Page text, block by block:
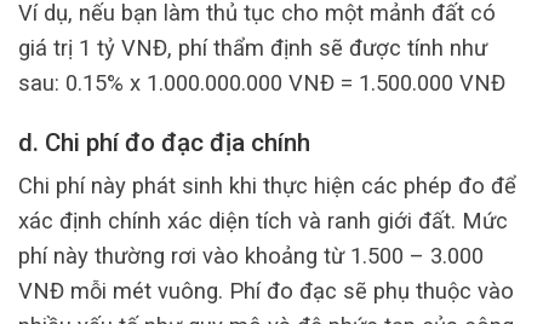
Ví dụ, nếu bạn làm thủ tục cho một mảnh đất có
giá trị 1 tỷ VNĐ, phí thẩm định sẽ được tính như
sau: 0.15% x 1.000.000.000 VNĐ = 1.500.000 VNĐ
d. Chi phí đo đạc địa chính
Chi phí này phát sinh khi thực hiện các phép đo để
xác định chính xác diện tích và ranh giới đất. Mức
phí này thường rơi vào khoảng từ 1.500 – 3.000
VNĐ mỗi mét vuông. Phí đo đạc sẽ phụ thuộc vào